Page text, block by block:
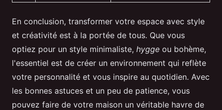
En conclusion, transformer votre espace avec style
et créativité est à la portée de tous. Que vous
optiez pour un style minimaliste, hygge ou bohème,
l'essentiel est de créer un environnement qui reflète
votre personnalité et vous inspire au quotidien. Avec
les bonnes astuces et un peu de patience, vous
pouvez faire de votre maison un véritable havre de